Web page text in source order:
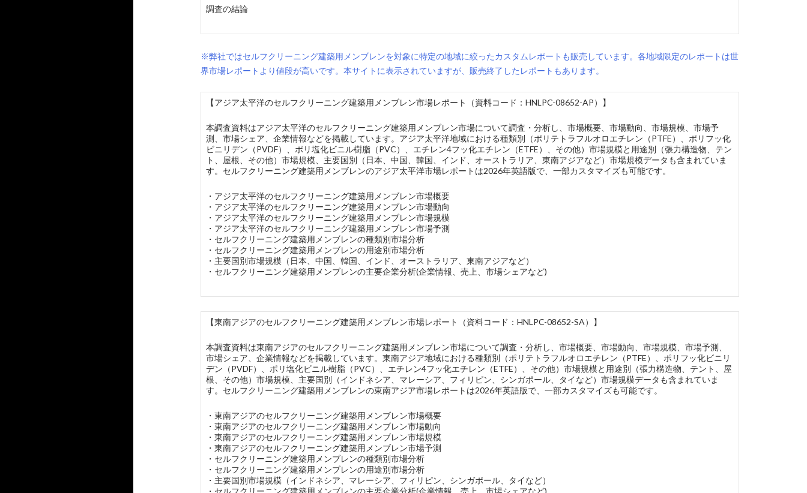
調査の結論
※弊社ではセルフクリーニング建築用メンブレンを対象に特定の地域に絞ったカスタムレポートも販売しています。各地域限定のレポートは世
界市場レポートより値段が高いです。本サイトに表示されていますが、販売終了したレポートもあります。
【アジア太平洋のセルフクリーニング建築用メンブレン市場レポート（資料コード：HNLPC-08652-AP）】
本調査資料はアジア太平洋のセルフクリーニング建築用メンブレン市場について調査・分析し、市場概要、市場動向、市場規模、市場予
測、市場シェア、企業情報などを掲載しています。アジア太平洋地域における種類別（ポリテトラフルオロエチレン（PTFE）、ポリフッ化
ビニリデン（PVDF）、ポリ塩化ビニル樹脂（PVC）、エチレン4フッ化エチレン（ETFE）、その他）市場規模と用途別（張力構造物、テン
ト、屋根、その他）市場規模、主要国別（日本、中国、韓国、インド、オーストラリア、東南アジアなど）市場規模データも含まれていま
す。セルフクリーニング建築用メンブレンのアジア太平洋市場レポートは2026年英語版で、一部カスタマイズも可能です。
・アジア太平洋のセルフクリーニング建築用メンブレン市場概要
・アジア太平洋のセルフクリーニング建築用メンブレン市場動向
・アジア太平洋のセルフクリーニング建築用メンブレン市場規模
・アジア太平洋のセルフクリーニング建築用メンブレン市場予測
・セルフクリーニング建築用メンブレンの種類別市場分析
・セルフクリーニング建築用メンブレンの用途別市場分析
・主要国別市場規模（日本、中国、韓国、インド、オーストラリア、東南アジアなど）
・セルフクリーニング建築用メンブレンの主要企業分析(企業情報、売上、市場シェアなど)
【東南アジアのセルフクリーニング建築用メンブレン市場レポート（資料コード：HNLPC-08652-SA）】
本調査資料は東南アジアのセルフクリーニング建築用メンブレン市場について調査・分析し、市場概要、市場動向、市場規模、市場予測、
市場シェア、企業情報などを掲載しています。東南アジア地域における種類別（ポリテトラフルオロエチレン（PTFE）、ポリフッ化ビニリ
デン（PVDF）、ポリ塩化ビニル樹脂（PVC）、エチレン4フッ化エチレン（ETFE）、その他）市場規模と用途別（張力構造物、テント、屋
根、その他）市場規模、主要国別（インドネシア、マレーシア、フィリピン、シンガポール、タイなど）市場規模データも含まれていま
す。セルフクリーニング建築用メンブレンの東南アジア市場レポートは2026年英語版で、一部カスタマイズも可能です。
・東南アジアのセルフクリーニング建築用メンブレン市場概要
・東南アジアのセルフクリーニング建築用メンブレン市場動向
・東南アジアのセルフクリーニング建築用メンブレン市場規模
・東南アジアのセルフクリーニング建築用メンブレン市場予測
・セルフクリーニング建築用メンブレンの種類別市場分析
・セルフクリーニング建築用メンブレンの用途別市場分析
・主要国別市場規模（インドネシア、マレーシア、フィリピン、シンガポール、タイなど）
・セルフクリーニング建築用メンブレンの主要企業分析(企業情報、売上、市場シェアなど)